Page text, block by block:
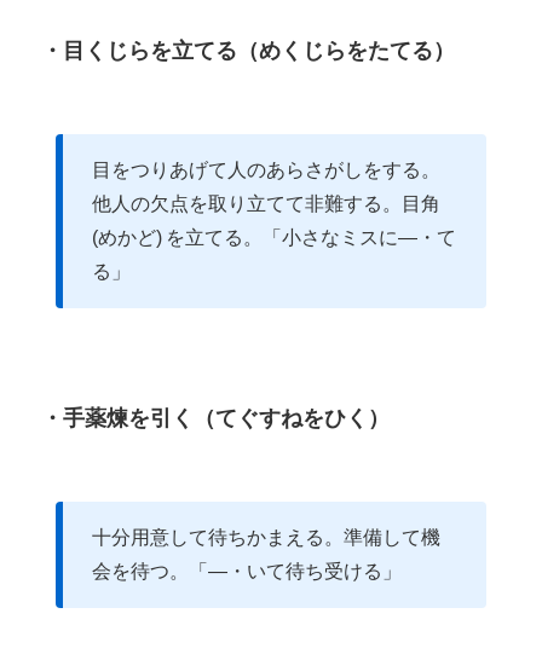
・目くじらを立てる（めくじらをたてる）
目をつりあげて人のあらさがしをする。
他人の欠点を取り立てて非難する。目角
(めかど) を立てる。「小さなミスに―・て
る」
・手薬煉を引く（てぐすねをひく）
十分用意して待ちかまえる。準備して機
会を待つ。「―・いて待ち受ける」